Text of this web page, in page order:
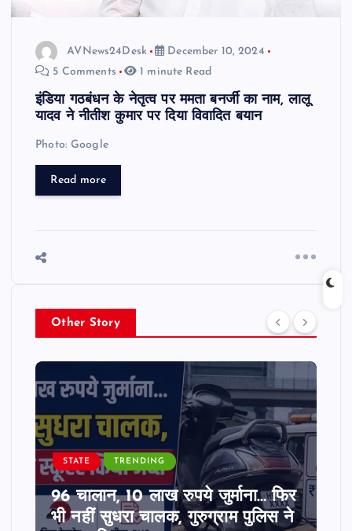
AVNews24Desk
December 10, 2024
5 Comments
1 minute Read
इंडिया गठबंधन के नेतृत्व पर ममता बनर्जी का नाम, लालू
यादव ने नीतीश कुमार पर दिया विवादित बयान
Photo: Google
Read more
Other Story
STATE TRENDING
96 चालान, 10 लाख रुपये जुर्माना… फिर
भी नहीं सुधरा चालक, गुरुग्राम पुलिस ने